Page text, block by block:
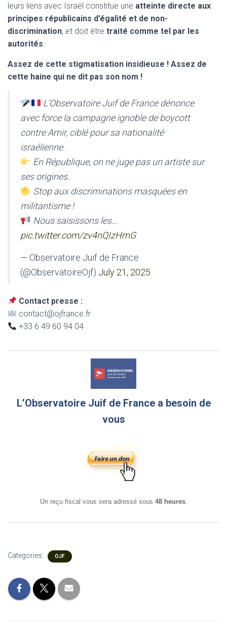
leurs liens avec Israël constitue une atteinte directe aux
principes républicains d’égalité et de non-
discrimination, et doit être traité comme tel par les
autorités.
Assez de cette stigmatisation insidieuse ! Assez de
cette haine qui ne dit pas son nom !
L’Observatoire Juif de France dénonce
avec force la campagne ignoble de boycott
contre Amir, ciblé pour sa nationalité
israélienne.
En République, on ne juge pas un artiste sur
ses origines.
Stop aux discriminations masquées en
militantisme !
Nous saisissons les…
pic.twitter.com/zv4nQIzHmG
— Observatoire Juif de France
(@ObservatoireOjf) July 21, 2025
Contact presse :
contact@ojfrance.fr
+33 6 49 60 94 04
L’Observatoire Juif de France a besoin de
vous
Un reçu fiscal vous sera adressé sous 48 heures.
Categories: OJF